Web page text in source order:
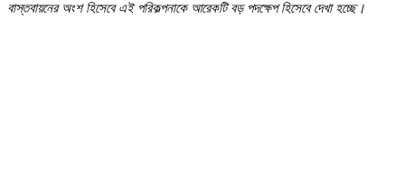
বাস্তবায়নের অংশ হিসেবে এই পরিকল্পনাকে আরেকটি বড় পদক্ষেপ হিসেবে দেখা হচ্ছে।